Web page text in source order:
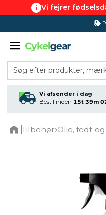
Vi fejrer
Søg efter produkter,
Vi afsender i dag
Bestil inden 15t 39m
Tilbehør Olie, fedt